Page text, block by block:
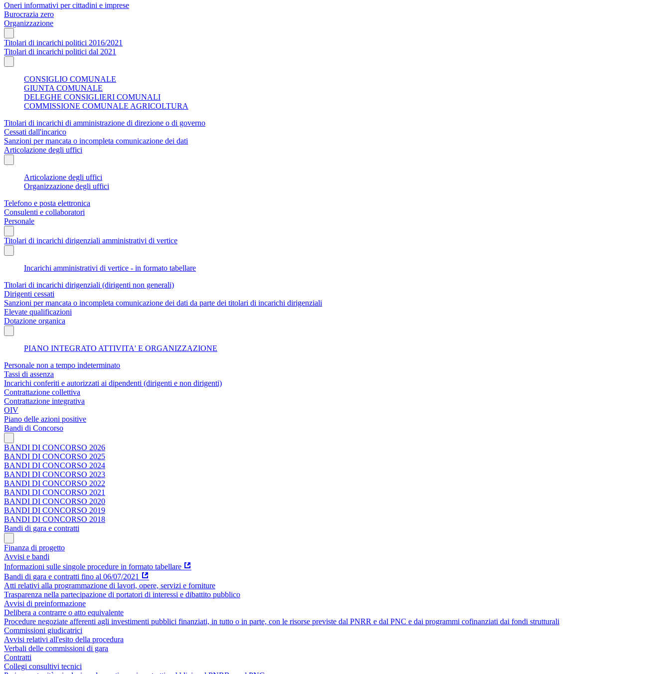
Oneri informativi per cittadini e imprese
Burocrazia zero
Organizzazione
Titolari di incarichi politici 2016/2021
Titolari di incarichi politici dal 2021
CONSIGLIO COMUNALE
GIUNTA COMUNALE
DELEGHE CONSIGLIERI COMUNALI
COMMISSIONE COMUNALE AGRICOLTURA
Titolari di incarichi di amministrazione di direzione o di governo
Cessati dall'incarico
Sanzioni per mancata o incompleta comunicazione dei dati
Articolazione degli uffici
Articolazione degli uffici
Organizzazione degli uffici
Telefono e posta elettronica
Consulenti e collaboratori
Personale
Titolari di incarichi dirigenziali amministrativi di vertice
Incarichi amministrativi di vertice - in formato tabellare
Titolari di incarichi dirigenziali (dirigenti non generali)
Dirigenti cessati
Sanzioni per mancata o incompleta comunicazione dei dati da parte dei titolari di incarichi dirigenziali
Elevate qualificazioni
Dotazione organica
PIANO INTEGRATO ATTIVITA' E ORGANIZZAZIONE
Personale non a tempo indeterminato
Tassi di assenza
Incarichi conferiti e autorizzati ai dipendenti (dirigenti e non dirigenti)
Contrattazione collettiva
Contrattazione integrativa
OIV
Piano delle azioni positive
Bandi di Concorso
BANDI DI CONCORSO 2026
BANDI DI CONCORSO 2025
BANDI DI CONCORSO 2024
BANDI DI CONCORSO 2023
BANDI DI CONCORSO 2022
BANDI DI CONCORSO 2021
BANDI DI CONCORSO 2020
BANDI DI CONCORSO 2019
BANDI DI CONCORSO 2018
Bandi di gara e contratti
Finanza di progetto
Avvisi e bandi
Informazioni sulle singole procedure in formato tabellare
Bandi di gara e contratti fino al 06/07/2021
Atti relativi alla programmazione di lavori, opere, servizi e forniture
Trasparenza nella partecipazione di portatori di interessi e dibattito pubblico
Avvisi di preinformazione
Delibera a contrarre o atto equivalente
Procedure negoziate afferenti agli investimenti pubblici finanziati, in tutto o in parte, con le risorse previste dal PNRR e dal PNC e dai programmi cofinanziati dai fondi strutturali
Commissioni giudicatrici
Avvisi relativi all'esito della procedura
Verbali delle commissioni di gara
Contratti
Collegi consultivi tecnici